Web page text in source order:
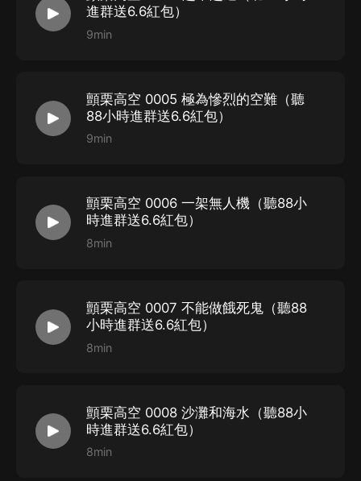
喵啊舉高高…………女醫生，郭浩鵬老婆，王敏等
聆 晞…………女白領艾莎等
監制：聲播朗朗
CV導演：桐言無際
審聽：月白
對軌：憨憨漿兒
【購買須知】
1、本作品為付費有聲書，購買成功后，即可收聽。
2、版權歸原作者所有，嚴禁翻錄成任何形式，嚴禁在任
按鈕，將頁面分享至微信內使用微信支付完成購買。
4、在購買過程中，如果您有任何問題，可以按以下步驟
進群送6.6紅包）
9min
顫栗高空 0005 極為慘烈的空難（聽
88小時進群送6.6紅包）
9min
顫栗高空 0006 一架無人機（聽88小
時進群送6.6紅包）
8min
顫栗高空 0007 不能做餓死鬼（聽88
小時進群送6.6紅包）
8min
顫栗高空 0008 沙灘和海水（聽88小
時進群送6.6紅包）
8min